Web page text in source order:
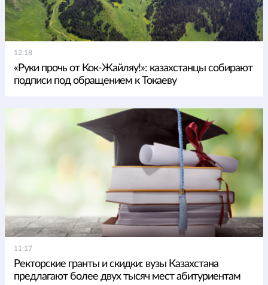
12:18
«Руки прочь от Кок-Жайляу!»: казахстанцы собирают
подписи под обращением к Токаеву
11:17
Ректорские гранты и скидки: вузы Казахстана
предлагают более двух тысяч мест абитуриентам